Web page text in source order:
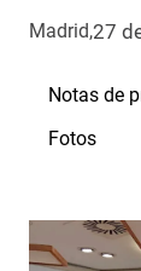
Madrid 27
Notas de
Fotos